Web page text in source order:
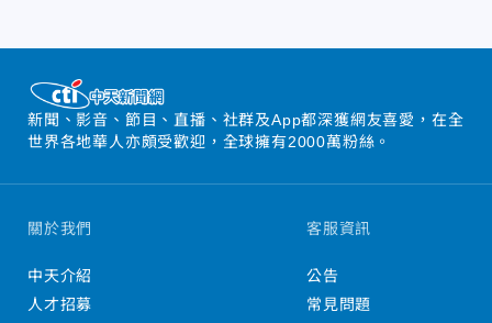
新聞、影音、節目、直播、社群及App都深獲網友喜愛，在全
世界各地華人亦頗受歡迎，全球擁有2000萬粉絲。
關於我們
中天介紹
人才招募
客服資訊
公告
常見問題